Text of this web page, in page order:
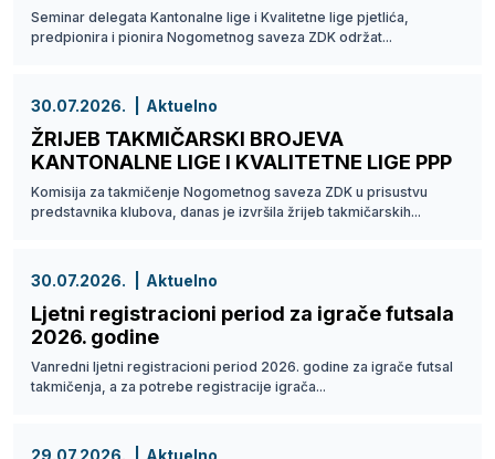
Seminar delegata Kantonalne lige i Kvalitetne lige pjetlića,
predpionira i pionira Nogometnog saveza ZDK održat...
30.07.2026. Aktuelno
ŽRIJEB TAKMIČARSKI BROJEVA
KANTONALNE LIGE I KVALITETNE LIGE PPP
Komisija za takmičenje Nogometnog saveza ZDK u prisustvu
predstavnika klubova, danas je izvršila žrijeb takmičarskih...
30.07.2026. Aktuelno
Ljetni registracioni period za igrače futsala
2026. godine
Vanredni ljetni registracioni period 2026. godine za igrače futsal
takmičenja, a za potrebe registracije igrača...
29.07.2026. Aktuelno